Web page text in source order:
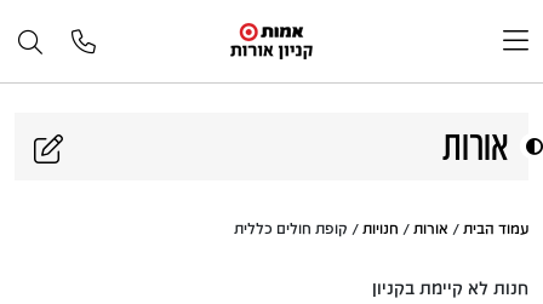
אורות
עמוד הבית / אורות / חנויות / קופת חולים כללית
חנות לא קיימת בקניון